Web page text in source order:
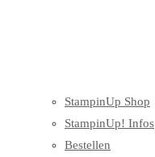
StampinUp Shop
StampinUp! Infos
Bestellen